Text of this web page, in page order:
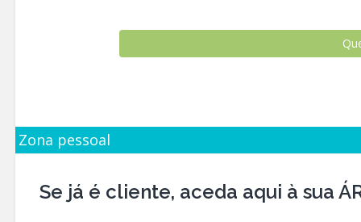
Zona pessoal
Se já é cliente, aceda aqui à sua